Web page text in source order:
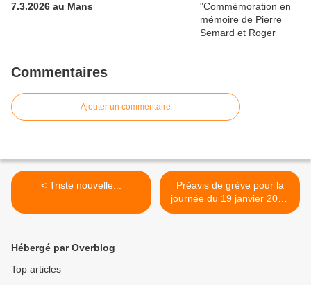
7.3.2026 au Mans
Commentaires
Ajouter un commentaire
< Triste nouvelle...
Préavis de grève pour la
journée du 19 janvier 2023
et communiqué de presse
Hébergé par Overblog
Top articles